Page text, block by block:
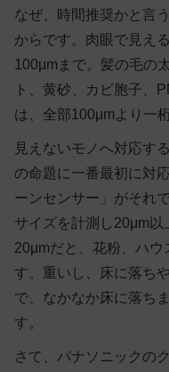
なぜ、時間推奨かと言
からです。肉眼で見え
100μmまで。髪の毛の
ト、黄砂、カビ胞子、
は、全部100μmより一
見えないモノへ対応す
の命題に一番最初に対
ーンセンサー 」がそれ
サイズを計測し20μm以
20μmだと、花粉、ハウ
す。重いし、床に落ち
で、なかなか床に落ち
す。
さて、パナソニックの